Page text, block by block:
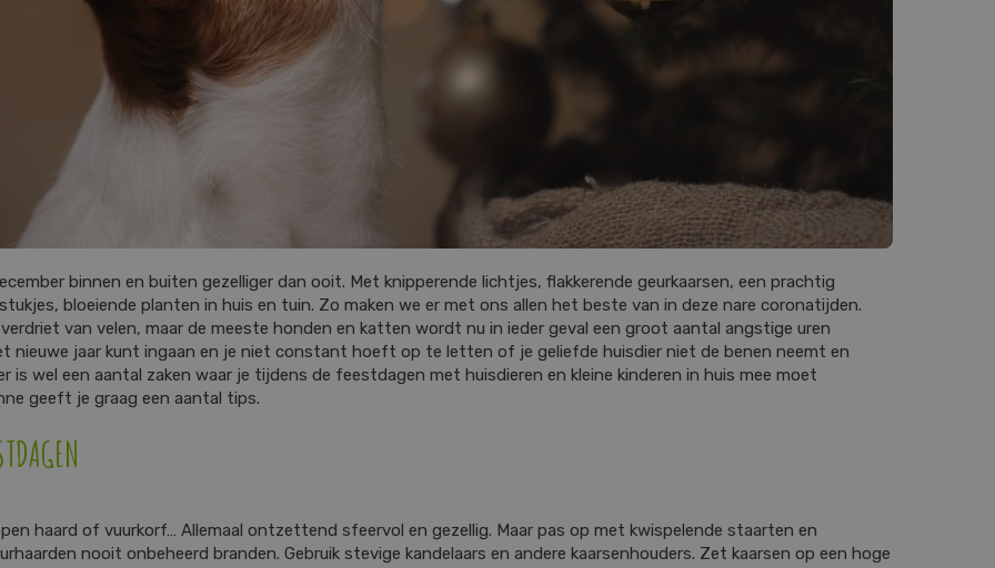
binnen en buiten gezelliger dan ooit. Met knipperende lichtjes, flakkerende geurkaarsen, een prachtig
bloeiende planten in huis en tuin. Zo maken we er met ons allen het beste van in deze nare coronatijden.
van velen, maar de meeste honden en katten wordt nu in ieder geval een groot aantal angstige uren
nieuwe jaar kunt ingaan en je niet constant hoeft op te letten of je geliefde huisdier niet de benen neemt en
wel een aantal zaken waar je tijdens de feestdagen met huisdieren en kleine kinderen in huis mee moet
geeft je graag een aantal tips.
haard of vuurkorf… Allemaal ontzettend sfeervol en gezellig. Maar pas op met kwispelende staarten en
nooit onbeheerd branden. Gebruik stevige kandelaars en andere kaarsenhouders. Zet kaarsen op een hoge